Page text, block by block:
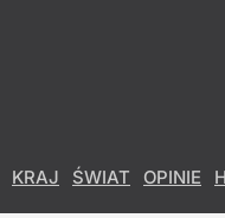
KRAJ ŚWIAT OPINIE